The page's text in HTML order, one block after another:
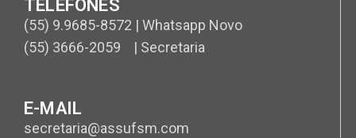
TELEFONES
(55) 9.9685-8572 | Whatsapp Novo
(55) 3666-2059 | Secretaria
E-MAIL
secretaria@assufsm.com